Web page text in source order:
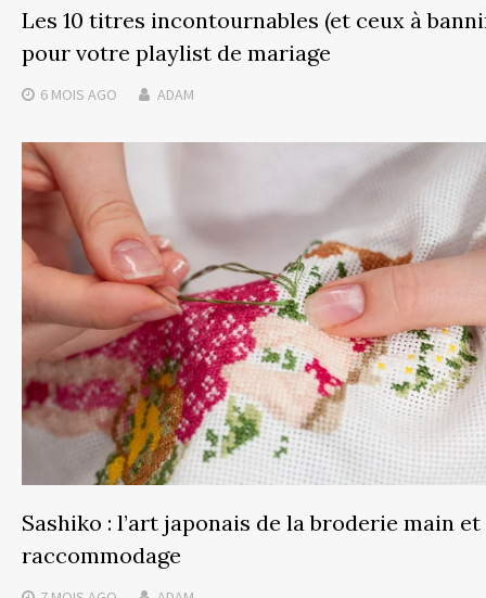
Les 10 titres incontournables (et ceux à
pour votre playlist de mariage
6 MOIS AGO ADAM
Sashiko : l’art japonais de la broderie main et
raccommodage